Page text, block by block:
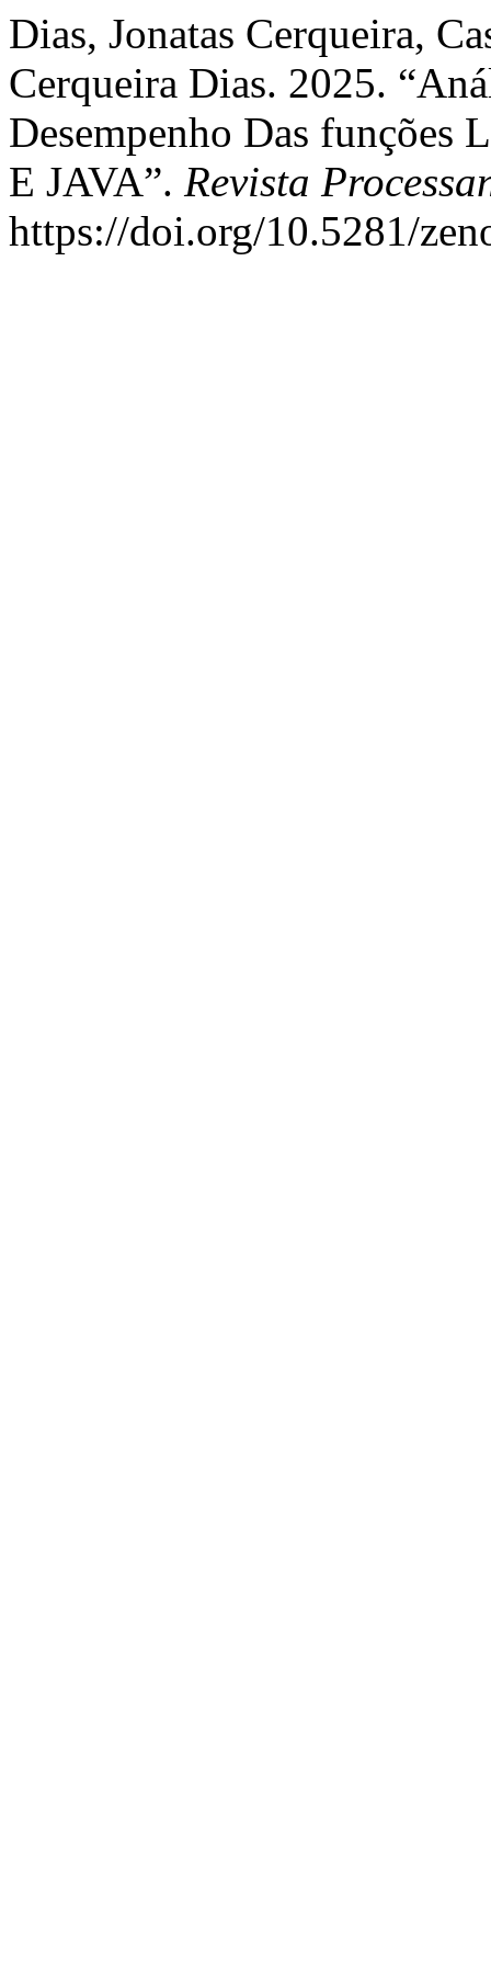
Dias, Jonatas Cerqueira,
Cerqueira Dias. 2025.
Desempenho Das funções
E JAVA”. Revista
https://doi.org/10.5281/